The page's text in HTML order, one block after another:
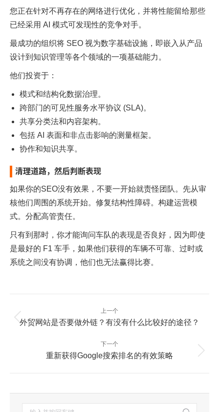
您正在针对不再存在的网络进行优化，并将性能留给那些
已经采用 AI 模式可发现性的竞争对手。
最成功的组织将 SEO 视为数字基础设施，即嵌入从产品
设计到知识管理等各个领域的一项基础能力。
他们投资于：
模式和结构化数据治理。
跨部门的可见性服务水平协议 (SLA)。
共享分类法和内容架构。
包括 AI 表面和非点击影响的测量框架。
协作和知识共享。
清理道路，然后判断表现
如果你的SEO没有效果，不要一开始就责怪团队。先从审
核他们周围的系统开始。修复结构性障碍。构建运营模
式。分配高管责任。
只有到那时，你才能询问车队的表现是否良好，因为即使
是最好的 F1 车手，如果他们获得的车辆不可靠、过时或
系统之间没有协调，他们也无法赢得比赛。
文
章
上一个
上
篇：
外贸网站是否要做外链？有没有什么比较好的途径？
下一个
下
篇：
重新获得Google搜索排名的有效策略